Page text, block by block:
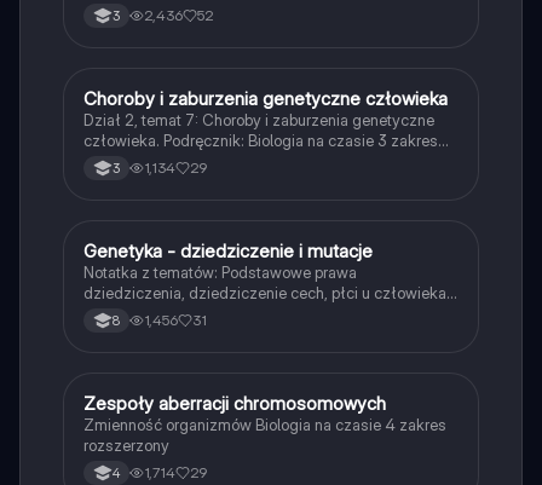
3 2,436 52
Biologia
Choroby i zaburzenia genetyczne człowieka
Dział 2, temat 7: Choroby i zaburzenia genetyczne
człowieka. Podręcznik: Biologia na czasie 3 zakres
podstawowy
3 1,134 29
Biologia
Genetyka - dziedziczenie i mutacje
Notatka z tematów: Podstawowe prawa
dziedziczenia, dziedziczenie cech, płci u człowieka,
dziedziczenie grup krwi, mutacje na podstawie
podręcznika do biologii Nowej Ery dla klasy 8.
8 1,456 31
Biologia
Zespoły aberracji chromosomowych
Zmienność organizmów Biologia na czasie 4 zakres
rozszerzony
4 1,714 29